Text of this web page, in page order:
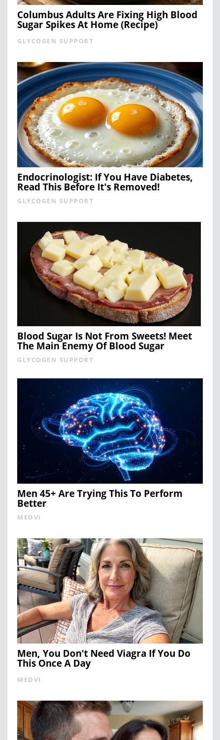
Columbus Adults Are Fixing High Blood
Sugar Spikes At Home (Recipe)
GLYCOGEN SUPPORT
Endocrinologist: If You Have Diabetes,
Read This Before It's Removed!
GLYCOGEN SUPPORT
Blood Sugar Is Not From Sweets! Meet
The Main Enemy Of Blood Sugar
GLYCOGEN SUPPORT
Men 45+ Are Trying This To Perform
Better
MEDVI
Men, You Don't Need Viagra If You Do
This Once A Day
MEDVI